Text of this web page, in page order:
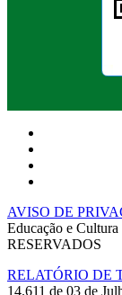
AVISO DE
Educação e
RESERVADOS
RELATÓRIO DE
14.611 de 03 de